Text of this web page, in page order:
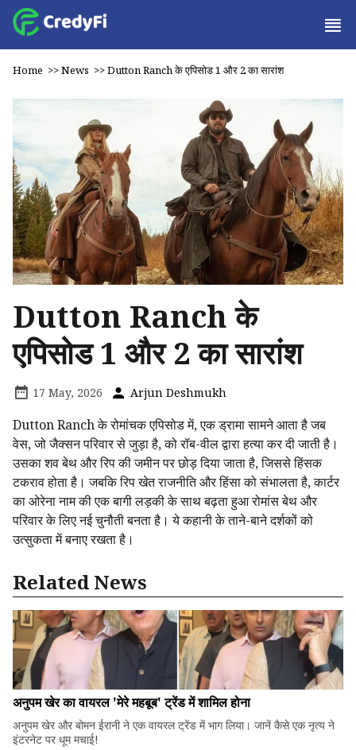
Home >>News >>Dutton Ranch के एपिसोड 1 और 2 का सारांश
Dutton Ranch के
एपिसोड 1 और 2 का सारांश
17 May, 2026 Arjun Deshmukh
Dutton Ranch के रोमांचक एपिसोड में, एक ड्रामा सामने आता है जब
वेस, जो जैक्सन परिवार से जुड़ा है, को रॉब-वील द्वारा हत्या कर दी जाती है।
उसका शव बेथ और रिप की जमीन पर छोड़ दिया जाता है, जिससे हिंसक
टकराव होता है। जबकि रिप खेत राजनीति और हिंसा को संभालता है, कार्टर
का ओरेना नाम की एक बागी लड़की के साथ बढ़ता हुआ रोमांस बेथ और
परिवार के लिए नई चुनौती बनता है। ये कहानी के ताने-बाने दर्शकों को
उत्सुकता में बनाए रखता है।
Related News
अनुपम खेर का वायरल 'मेरे महबूब' ट्रेंड में शामिल होना
अनुपम खेर और बोमन ईरानी ने एक वायरल ट्रेंड में भाग लिया। जानें कैसे एक नृत्य ने
इंटरनेट पर धूम मचाई!